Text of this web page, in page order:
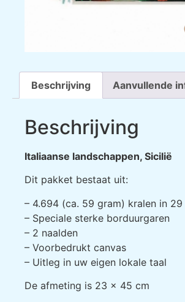
Beschrijving Aanvullende
Beschrijving
Italiaanse landschappen, Sicilië
Dit pakket bestaat uit:
– 4.694 (ca. 59 gram) kralen in 29
– Speciale sterke borduurgaren
– 2 naalden
– Voorbedrukt canvas
– Uitleg in uw eigen lokale taal
De afmeting is 23 x 45 cm